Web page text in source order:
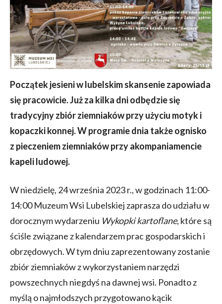
Początek jesieni w lubelskim skansenie zapowiada
się pracowicie. Już za kilka dni odbędzie się
tradycyjny zbiór ziemniaków przy użyciu motyk i
kopaczki konnej. W programie dnia także ognisko
z pieczeniem ziemniaków przy akompaniamencie
kapeli ludowej.
W niedzielę, 24 września 2023 r., w godzinach 11:00-
14:00 Muzeum Wsi Lubelskiej zaprasza do udziału w
dorocznym wydarzeniu Wykopki kartoflane, które są
ściśle związane z kalendarzem prac gospodarskich i
obrzędowych. W tym dniu zaprezentowany zostanie
zbiór ziemniaków z wykorzystaniem narzędzi
powszechnych niegdyś na dawnej wsi. Ponadto z
myślą o najmłodszych przygotowano kącik